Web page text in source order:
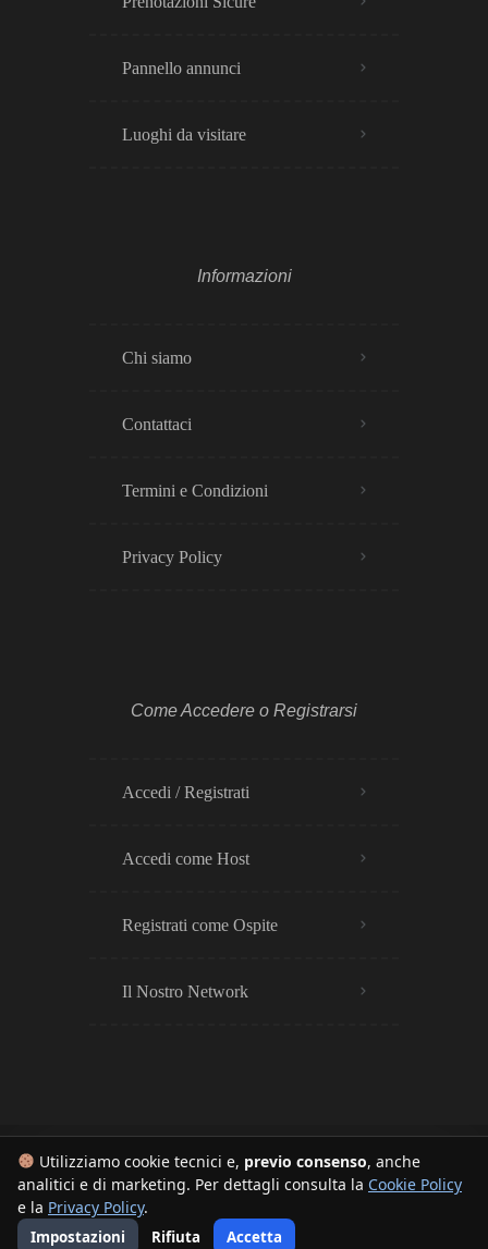
Pannello annunci
Luoghi da visitare
Informazioni
Chi siamo
Contattaci
Termini e Condizioni
Privacy Policy​
Come Accedere o Registrarsi
Accedi / Registrati
Accedi come Host
Registrati come Ospite
Il Nostro Network
© 2025 – BNB Europe™ è un sistema con plugin proprietari. Tutti i diritti sono riservati.
I contenuti sono tutelati da copyright e marca temporale, è vietata la copia o distribuzione non
autorizzata. Realizzato da Fibonacci Web– P.IVA: 02045600497
Utilizziamo cookie tecnici e, previo consenso, anche
analitici e di marketing. Per dettagli consulta la Cookie Policy
e la Privacy Policy.
Impostazioni Rifiuta Accetta